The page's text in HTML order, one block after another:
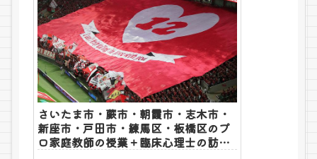
さいたま市・蕨市・朝霞市・志木市・
新座市・戸田市・練馬区・板橋区のプ
ロ家庭教師の授業＋臨床心理士の訪問